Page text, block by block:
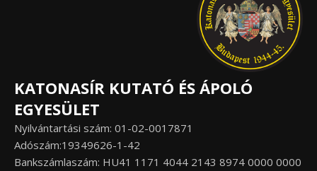
KATONASÍR KUTATÓ ÉS ÁPOLÓ
EGYESÜLET
Nyilvántartási szám: 01-02-0017871
Adószám:19349626-1-42
Bankszámlaszám: HU41 1171 4044 2143 8974 0000 0000